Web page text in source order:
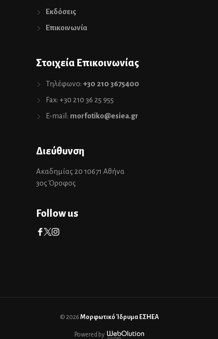
Εκδόσεις
Επικοινωνία
Στοιχεία Επικοινωνίας
Τηλέφωνο: +30 210 3675400
Fax: +30 210 36 25 955
E-mail: morfotiko@esiea.gr
Διεύθυνση
Ακαδημίας 20 10671 Αθήνα
3ος Όροφος
Follow us
© 2026 Μορφωτικό Ίδρυμα ΕΣΗΕΑ
Powered by